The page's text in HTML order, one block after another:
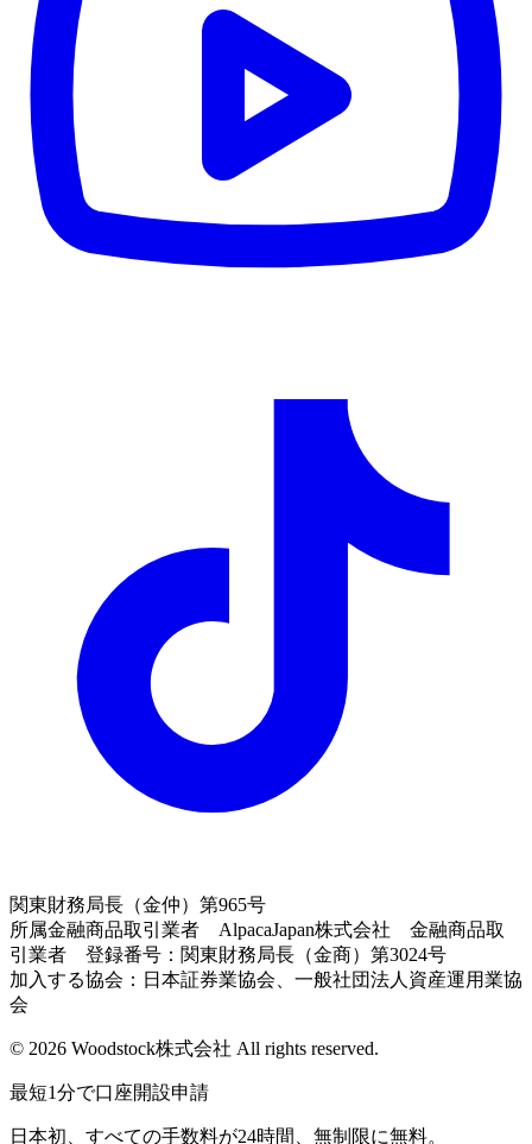
関東財務局長（金仲）第965号
所属金融商品取引業者 AlpacaJapan株式会社 金融商品取
引業者 登録番号：関東財務局長（金商）第3024号
加入する協会：日本証券業協会、一般社団法人資産運用業協
会
© 2026 Woodstock株式会社 All rights reserved.
最短1分で口座開設申請
日本初、すべての手数料が24時間、無制限に無料。